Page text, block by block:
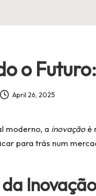
o
April 26, 2025
moderno, a inovaçãoé
para trás num